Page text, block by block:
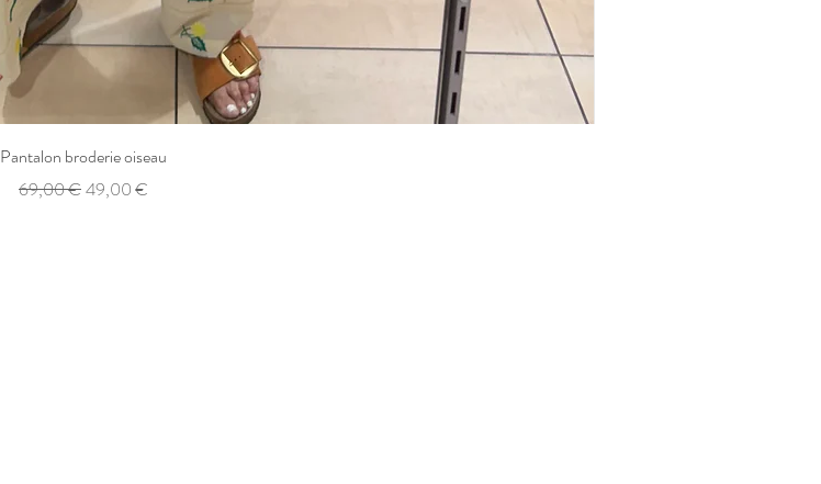
Aperçu rapide
Pantalon broderie oiseau
Prix original
69,00 €Prix promotionnel
49,00 €